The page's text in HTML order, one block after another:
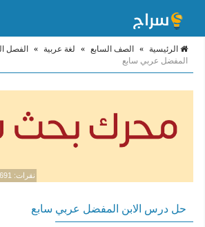
الرئيسية » الصف السابع » لغة عربية » الفصل
المفضل عربي سابع
نقرات: 616691 / مشاهدات: 343861949
حل درس الابن المفضل عربي سابع